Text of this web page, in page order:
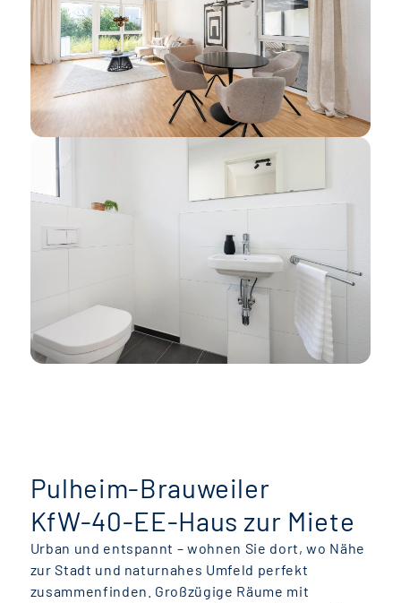
Pulheim-Brauweiler
KfW-40-EE-Haus zur Miete
Urban und entspannt – wohnen Sie dort, wo Nähe
zur Stadt und naturnahes Umfeld perfekt
zusammenfinden. Großzügige Räume mit